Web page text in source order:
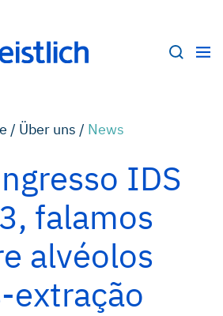
/ Über uns / News
IDS
falamos
alvéolos
extração